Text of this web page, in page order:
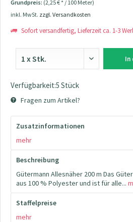
Grundpreis: (2,25 € * / 100 Meter)
inkl. MwSt. zzgl. Versandkosten
Sofort versandfertig, Lieferzeit ca. 1-3
In
Verfügbarkeit:5 Stück
Fragen zum Artikel?
Zusatzinformationen
mehr
Beschreibung
Gütermann Allesnäher 200 m Das
aus 100 % Polyester und ist für alle...
Staffelpreise
mehr